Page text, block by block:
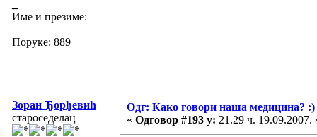
Име и презиме:
Поруке: 889
Зоран Ђорђевић
староседелац
Одг: Како говори наша медицина? :)
« Одговор #193 у: 21.29 ч. 19.09.2007.